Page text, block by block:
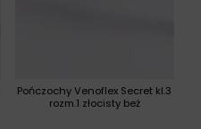
Pończochy Venoflex Secret kl.3
rozm.1 złocisty beż